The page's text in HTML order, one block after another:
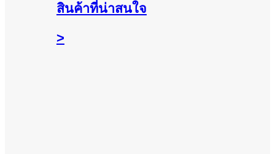
สินค้าที่น่าสนใจ
>